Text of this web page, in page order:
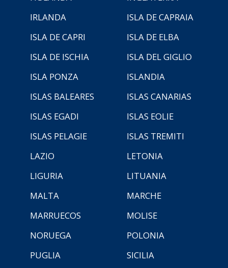
IRLANDA
ISLA DE CAPRAIA
ISLA DE CAPRI
ISLA DE ELBA
ISLA DE ISCHIA
ISLA DEL GIGLIO
ISLA PONZA
ISLANDIA
ISLAS BALEARES
ISLAS CANARIAS
ISLAS EGADI
ISLAS EOLIE
ISLAS PELAGIE
ISLAS TREMITI
LAZIO
LETONIA
LIGURIA
LITUANIA
MALTA
MARCHE
MARRUECOS
MOLISE
NORUEGA
POLONIA
PUGLIA
SICILIA